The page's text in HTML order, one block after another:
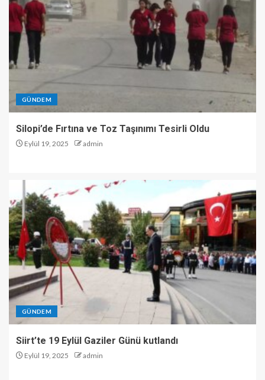
GÜNDEM
Silopi’de Fırtına ve Toz Taşınımı Tesirli Oldu
Eylül 19, 2025 admin
GÜNDEM
Siirt’te 19 Eylül Gaziler Günü kutlandı
Eylül 19, 2025 admin